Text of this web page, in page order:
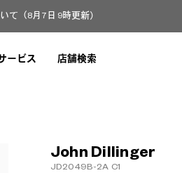
て（8月7日 9時更新）
ービス 店舗検索
John Dillinger
JD2049B-2A C1